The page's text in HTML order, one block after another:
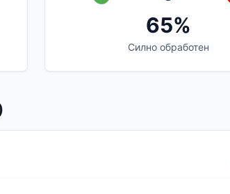
65%
Силно обработен